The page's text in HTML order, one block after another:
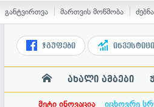
განტვირთვა მართვის მოწმობა ძებნა
ჯგუფები
ახალი ამბები
მეტი ინოვაცია იცხოვრე